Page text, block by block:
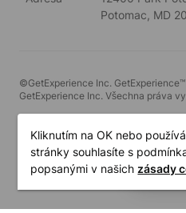
Potomac, MD
©GetExperience Inc.
GetExperience Inc. Všechna práva
Čeština
Kliknutím na OK nebo
stránky souhlasíte s
popsanými v našich zásady